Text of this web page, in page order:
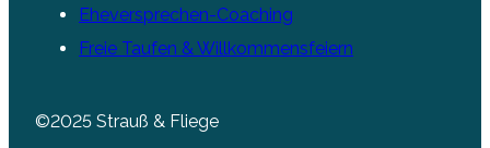
Eheversprechen-Coaching
Freie Taufen & Willkommensfeiern
©2025 Strauß & Fliege